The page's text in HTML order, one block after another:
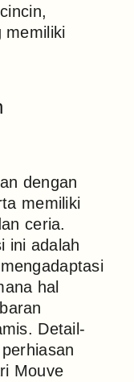
memiliki
dengan
memiliki
ceria.
ini adalah
hal
Detail-
Mouve